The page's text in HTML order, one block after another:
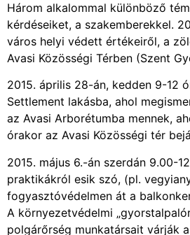
Három alkalommal különböző
kérdéseiket, a szakemberekkel.
város helyi védett értékeiről, a
Avasi Közösségi Térben (Szent
2015. április 28-án, kedden 9-12
Settlement lakásba, ahol
az Avasi Arborétumba mennek,
órakor az Avasi Közösségi tér
2015. május 6.-án szerdán 9.00-
praktikákról esik szó, (pl.
fogyasztóvédelmen át a
A környezetvédelmi
polgárőrség munkatársait várják